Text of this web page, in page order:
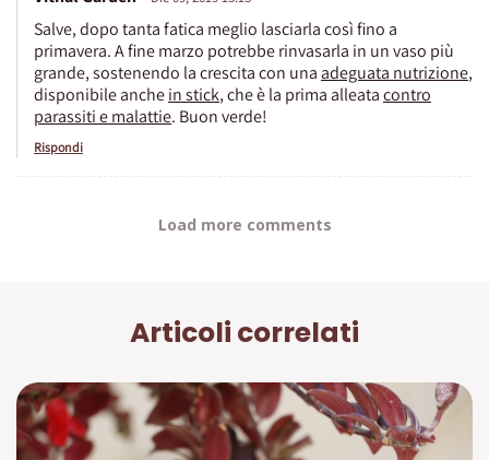
Salve, dopo tanta fatica meglio lasciarla così fino a
primavera. A fine marzo potrebbe rinvasarla in un vaso più
grande, sostenendo la crescita con una adeguata nutrizione,
disponibile anchein stick, che è la prima alleatacontro
parassiti e malattie. Buon verde!
Rispondi
Load more comments
Articoli correlati